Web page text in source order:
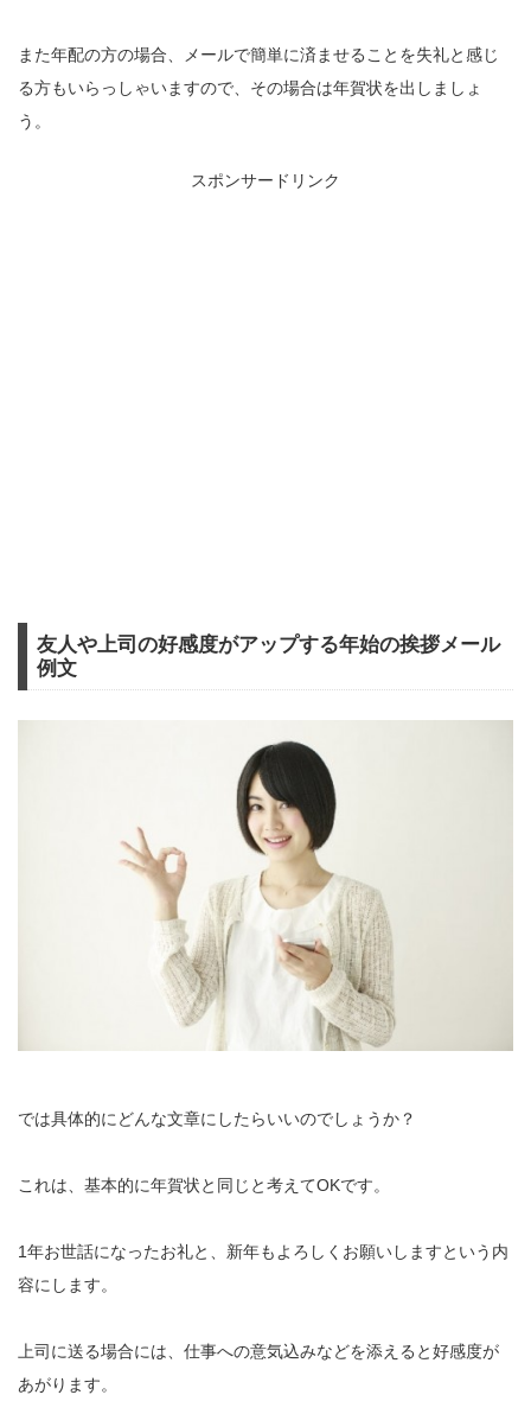
また年配の方の場合、メールで簡単に済ませることを失礼と感じ
る方もいらっしゃいますので、その場合は年賀状を出しましょ
う。
スポンサードリンク
友人や上司の好感度がアップする年始の挨拶メール
例文
では具体的にどんな文章にしたらいいのでしょうか？
これは、基本的に年賀状と同じと考えてOKです。
1年お世話になったお礼と、新年もよろしくお願いしますという内
容にします。
上司に送る場合には、仕事への意気込みなどを添えると好感度が
あがります。